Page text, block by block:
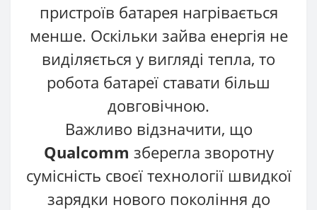
пристроїв батарея нагрівається
менше. Оскільки зайва енергія не
виділяється у вигляді тепла, то
робота батареї ставати більш
довговічною.
Важливо відзначити, що
Qualcomm зберегла зворотну
сумісність своєї технології швидкої
зарядки нового покоління до